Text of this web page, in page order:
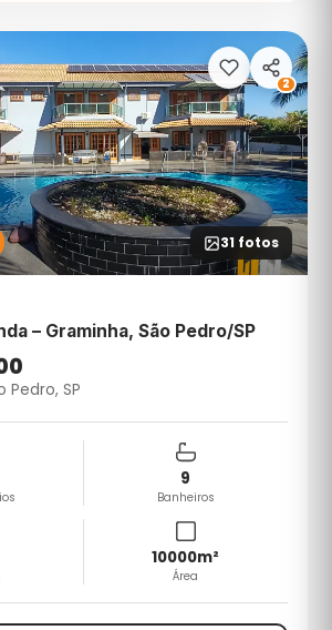
31fotos
2
– Graminha, São Pedro/SP
Pedro, SP
9
Banheiros
10000m²
Área